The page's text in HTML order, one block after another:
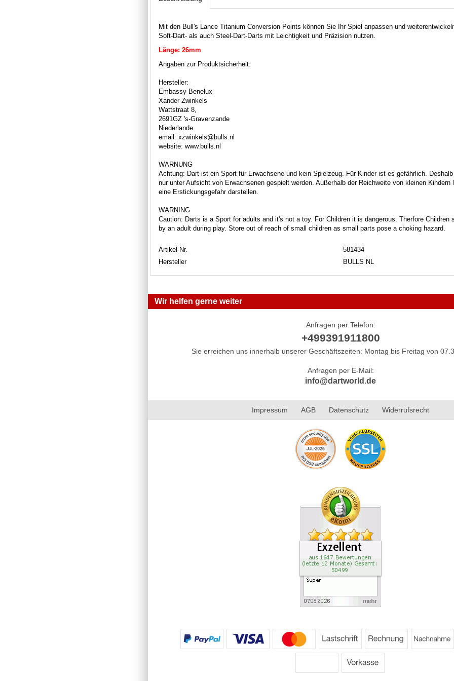
Mit den Bull's Lance Titanium Conversion Points können Sie Ihr Spiel anpassen und
Soft-Dart- als auch Steel-Dart-Darts mit Leichtigkeit und Präzision nutzen.
Länge: 26mm
Angaben zur Produktsicherheit:
Hersteller:
Embassy Benelux
Xander Zwinkels
Wattstraat 8,
2691GZ 's-Gravenzande
Niederlande
email: xzwinkels@bulls.nl
website: www.bulls.nl
WARNUNG
Achtung: Dart ist ein Sport für Erwachsene und kein Spielzeug. Für Kinder ist es gefährlich.
nur unter Aufsicht von Erwachsenen gespielt werden. Außerhalb der Reichweite von kleinen Kindern
eine Erstickungsgefahr darstellen.
WARNING
Caution: Darts is a Sport for adults and it's not a toy. For Children it is dangerous. Therfore Children
by an adult during play. Store out of reach of small children as small parts pose a choking hazard.
Artikel-Nr.
581434
Hersteller
BULLS NL
Wir helfen gerne weiter
Anfragen per Telefon:
+499391911800
Sie erreichen uns innerhalb unserer Geschäftszeiten: Montag bis Freitag von
Anfragen per E-Mail:
info@dartworld.de
Impressum AGB Datenschutz Widerrufsrecht